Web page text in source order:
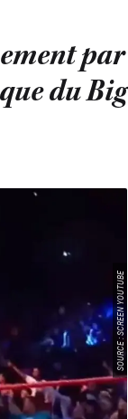
par
du Big
SOURCE : SCREEN YOUTUBE